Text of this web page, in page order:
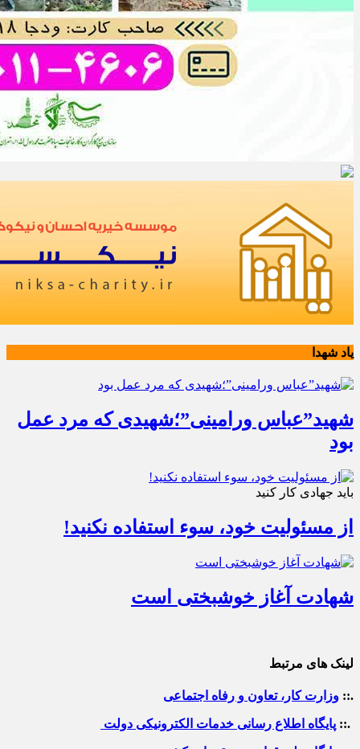
یاد شهدا
شهید”عباس ورامینی”؛شهیدی که مرد عمل
بود
باید جهادی کار کنید
از مسئولیت خود، سوء استفاده نکنید!
شهادت آغاز خوشبختی است
لینک های مرتبط
.:: وزارت کار، تعاون و رفاه اجتماعی
.:: پایگاه اطلاع رسانی خدمات الکترونیکی دولت